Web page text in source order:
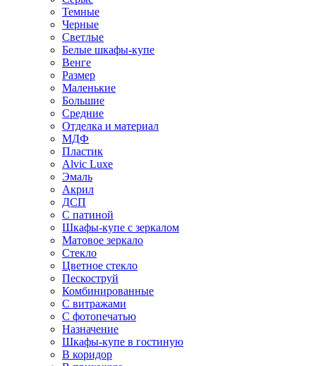
Темные
Черные
Светлые
Белые шкафы-купе
Венге
Размер
Маленькие
Большие
Средние
Отделка и материал
МДФ
Пластик
Alvic Luxe
Эмаль
Акрил
ДСП
С патиной
Шкафы-купе с зеркалом
Матовое зеркало
Стекло
Цветное стекло
Пескоструй
Комбинированные
С витражами
С фотопечатью
Назначение
Шкафы-купе в гостиную
В коридор